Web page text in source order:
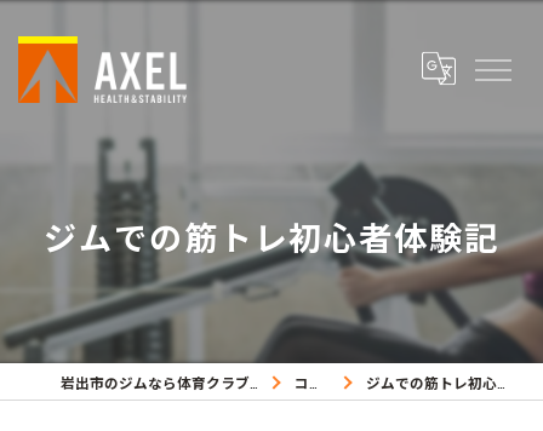
ジムでの筋トレ初心者体験記
コラム ジムでの筋トレ初心者体験記